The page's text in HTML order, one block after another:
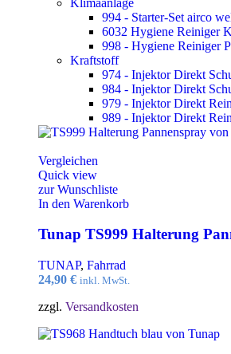
994 - Starter-Set airco
6032 Hygiene Reiniger
998 - Hygiene Reiniger
Kraftstoff
974 - Injektor Direkt
984 - Injektor Direkt
979 - Injektor Direkt
989 - Injektor Direkt
Vergleichen
Quick view
zur Wunschliste
In den Warenkorb
Tunap TS999 Halterung
TUNAP, Fahrrad
24,90 € inkl. MwSt.
zzgl. Versandkosten